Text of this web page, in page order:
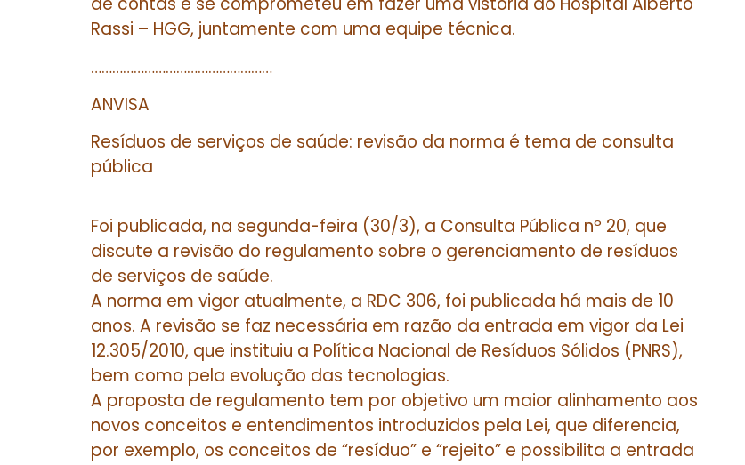
Rassi – HGG, juntamente com uma equipe técnica.
……………………………………………
ANVISA
Resíduos de serviços de saúde: revisão da norma é tema de consulta
pública
Foi publicada, na segunda-feira (30/3), a Consulta Pública nº 20, que
discute a revisão do regulamento sobre o gerenciamento de resíduos
de serviços de saúde.
A norma em vigor atualmente, a RDC 306, foi publicada há mais de 10
anos. A revisão se faz necessária em razão da entrada em vigor da Lei
12.305/2010, que instituiu a Política Nacional de Resíduos Sólidos (PNRS),
bem como pela evolução das tecnologias.
A proposta de regulamento tem por objetivo um maior alinhamento aos
novos conceitos e entendimentos introduzidos pela Lei, que diferencia,
por exemplo, os conceitos de “resíduo” e “rejeito” e possibilita a entrada